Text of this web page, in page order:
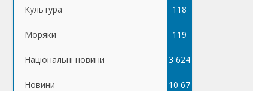
Культура 118
Моряки 119
Національні новини 3 624
Новини 10 67